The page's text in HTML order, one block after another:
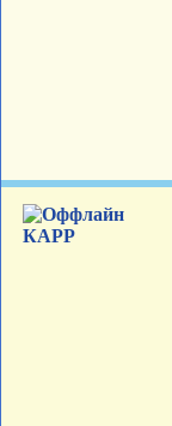
КАРР